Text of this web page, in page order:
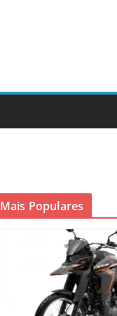
Mais Populares